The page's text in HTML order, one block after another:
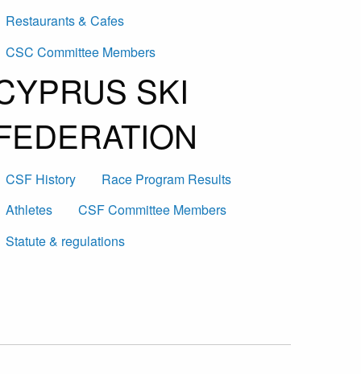
Restaurants & Cafes
CSC Committee Members
SKI
CSF History
Race Program Results
Athletes
CSF Committee Members
Statute & regulations